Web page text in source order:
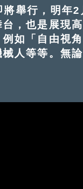
舉行，明年2
，也是展現
例如「自由視
人等等。無